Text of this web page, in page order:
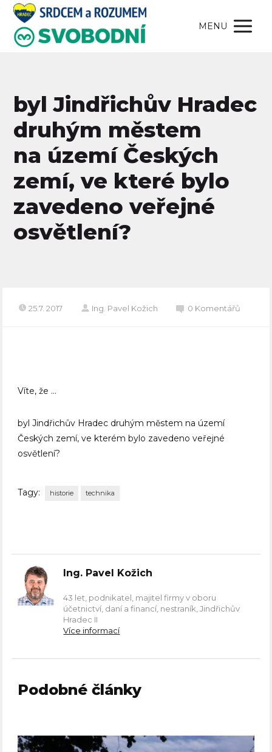
MENU
byl Jindřichův Hradec
druhým městem
na území Českých
zemí, ve které bylo
zavedeno veřejné
osvětlení?
25.7. 2017 Ing. Pavel Kožich 0 Komentářů
Víte, že …
byl Jindřichův Hradec druhým městem na území
Českých zemí, ve kterém bylo zavedeno veřejné
osvětlení?
Tagy: historie technika
Ing. Pavel Kožich
43 let, podnikatel, majitel firmy v oboru
účetnictví, daní a financí, nestraník, Jindřichův
Hradec II
Více informací
Podobné články